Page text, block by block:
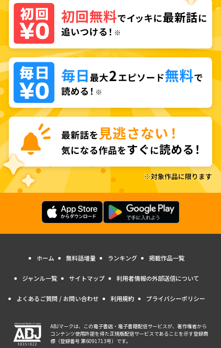
ホーム 無料話増量 ランキング 掲載作品一覧
ジャンル一覧 サイトマップ 利用者情報の外部送信について
よくあるご質問 / お問い合わせ 利用規約 プライバシーポリシー
ABJマークは、この電子書店・電子書籍配信サービスが、著作権者から
コンテンツ使用許諾を得た正規版配信サービスであることを示す登録商
標（登録番号 第6091713号）です。